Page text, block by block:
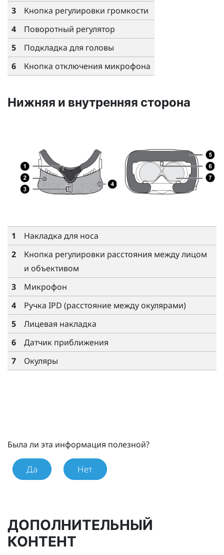
3
Кнопка регулировки громкости
4
Поворотный регулятор
5
Подкладка для головы
6
Кнопка отключения микрофона
Нижняя и внутренняя сторона
1
Накладка для носа
2
Кнопка регулировки расстояния между лицом
и объективом
3
Микрофон
4
Ручка IPD (расстояние между окулярами)
5
Лицевая накладка
6
Датчик приближения
7
Окуляры
Была ли эта информация полезной?
Да Нет
ДОПОЛНИТЕЛЬНЫЙ
КОНТЕНТ